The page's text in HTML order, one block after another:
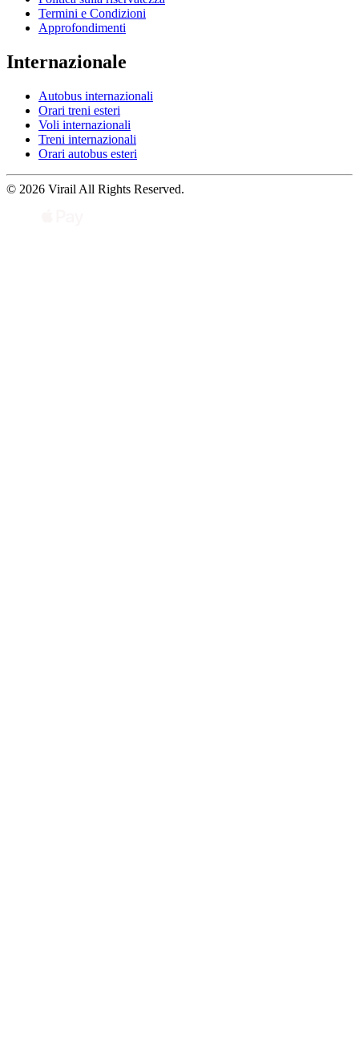
Termini e Condizioni
Approfondimenti
Internazionale
Autobus internazionali
Orari treni esteri
Voli internazionali
Treni internazionali
Orari autobus esteri
© 2026 Virail All Rights Reserved.